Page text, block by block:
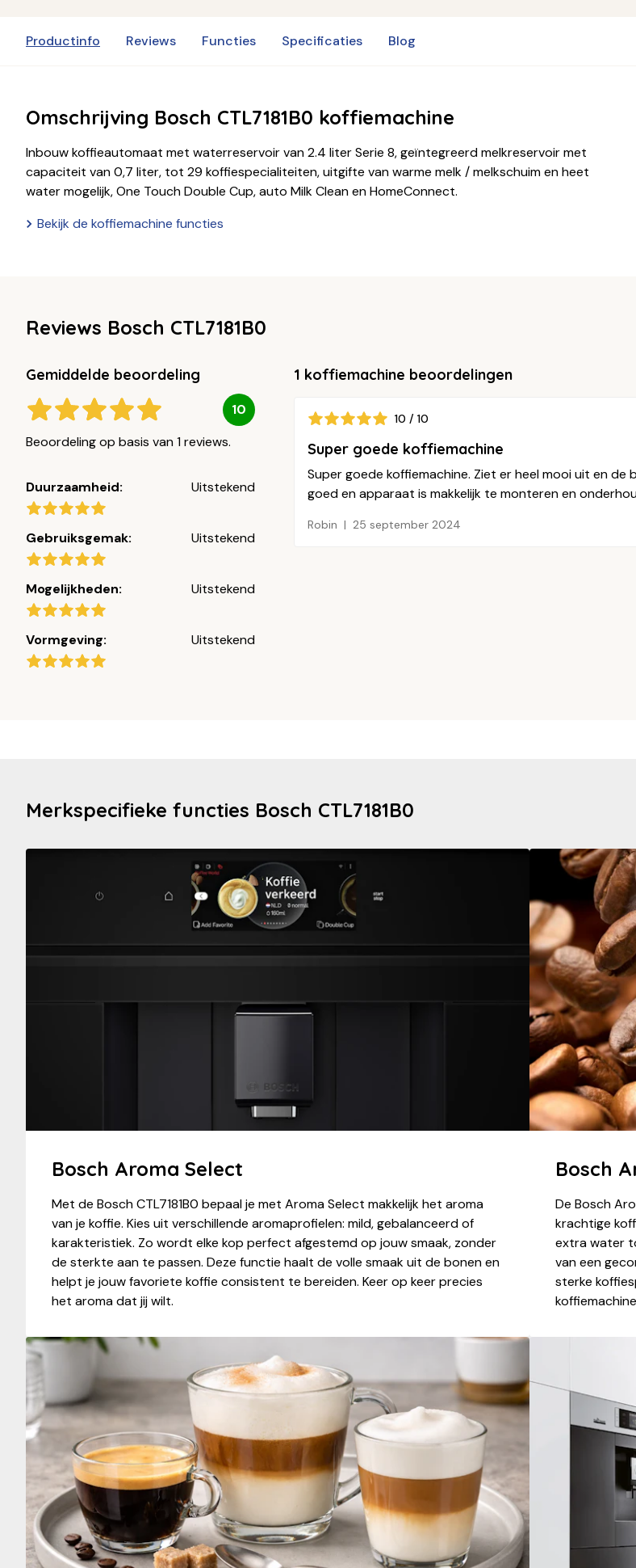
Productinfo Reviews Functies Specificaties Blog
Omschrijving Bosch CTL7181B0 koffiemachine
Inbouw koffieautomaat met waterreservoir van 2.4 liter Serie 8, geïntegreerd melkreservoir met
capaciteit van 0,7 liter, tot 29 koffiespecialiteiten, uitgifte van warme melk / melkschuim en heet
water mogelijk, One Touch Double Cup, auto Milk Clean en HomeConnect.
Bekijk de koffiemachine functies
Reviews Bosch CTL7181B0
Gemiddelde beoordeling
10
Beoordeling op basis van 1 reviews.
Duurzaamheid: Uitstekend
Gebruiksgemak: Uitstekend
Mogelijkheden: Uitstekend
Vormgeving: Uitstekend
1 koffiemachine beoordelingen
10 / 10
Super goede koffiemachine
Super goede koffiemachine. Ziet er heel mooi uit en de
goed en apparaat is makkelijk te monteren en
Robin 25 september 2024
Merkspecifieke functies Bosch CTL7181B0
Bosch Aroma Select
Met de Bosch CTL7181B0 bepaal je met Aroma Select makkelijk het aroma
van je koffie. Kies uit verschillende aromaprofielen: mild, gebalanceerd of
karakteristiek. Zo wordt elke kop perfect afgestemd op jouw smaak, zonder
de sterkte aan te passen. Deze functie haalt de volle smaak uit de bonen en
helpt je jouw favoriete koffie consistent te bereiden. Keer op keer precies
het aroma dat jij wilt.
Bosch
De Bosch
krachtige
extra water
van een
sterke